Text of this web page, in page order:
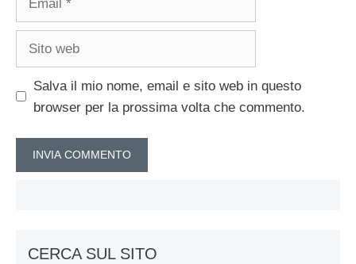
Salva il mio nome, email e sito web in questo
browser per la prossima volta che commento.
CERCA SUL SITO